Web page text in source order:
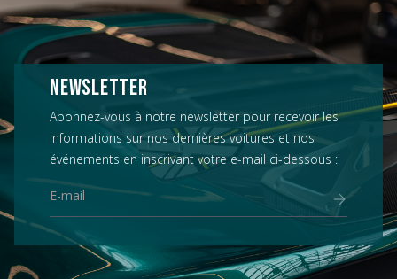
NEWSLETTER
Abonnez-vous à notre newsletter pour recevoir les
informations sur nos dernières voitures et nos
événements en inscrivant votre e-mail ci-dessous :